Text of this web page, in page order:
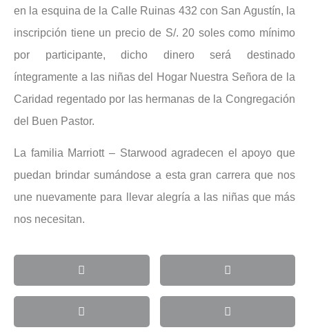
en la esquina de la Calle Ruinas 432 con San Agustín, la
inscripción tiene un precio de S/. 20 soles como mínimo
por participante, dicho dinero será destinado
íntegramente a las niñas del Hogar Nuestra Señora de la
Caridad regentado por las hermanas de la Congregación
del Buen Pastor.
La familia Marriott – Starwood agradecen el apoyo que
puedan brindar sumándose a esta gran carrera que nos
une nuevamente para llevar alegría a las niñas que más
nos necesitan.